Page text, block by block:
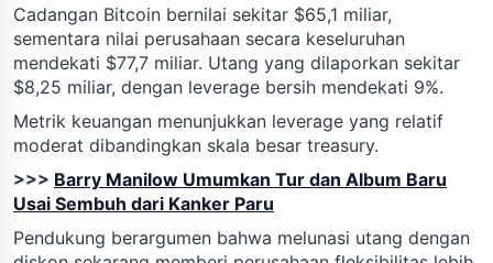
Cadangan Bitcoin bernilai sekitar $65,1 miliar,
sementara nilai perusahaan secara keseluruhan
mendekati $77,7 miliar. Utang yang dilaporkan sekitar
$8,25 miliar, dengan leverage bersih mendekati 9%.
Metrik keuangan menunjukkan leverage yang relatif
moderat dibandingkan skala besar treasury.
>>> Barry Manilow Umumkan Tur dan Album Baru
Usai Sembuh dari Kanker Paru
Pendukung berargumen bahwa melunasi utang dengan